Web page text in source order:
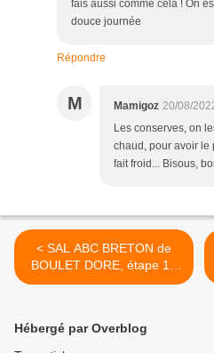
fais aussi comme cela ! On
douce journée
Répondre
M Mamigoz 20/08/
Les conserves, on
chaud, pour avoir le
fait froid... Bisous,
< SAL ABC BRETON de
BOULET DORE, étape 16
suite
Hébergé par Overblog